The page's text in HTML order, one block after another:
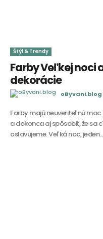
Štýl & Trendy
Farby Veľkej noci
dekorácie
oByvani.blog
Farby majú neuveriteľnú
a dokonca aj spôsobiť, že sa
oslavujeme. Veľká noc, jeden...